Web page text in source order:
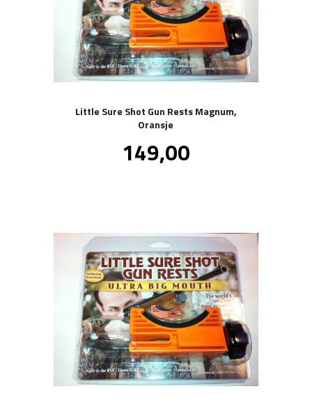
Little Sure Shot Gun Rests Magnum,
Oransje
Tilbud
149,00